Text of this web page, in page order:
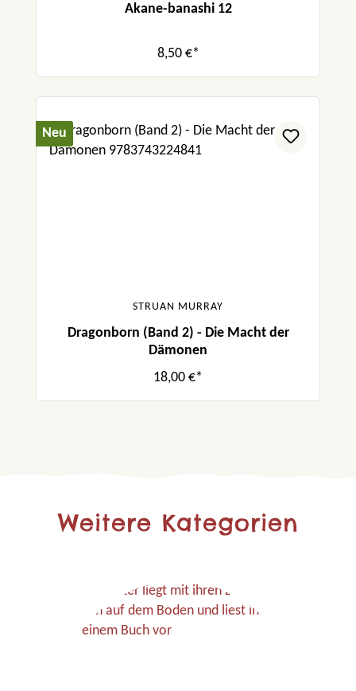
Akane-banashi 12
8,50 €*
Neu
STRUAN MURRAY
Dragonborn (Band 2) - Die Macht der
Dämonen
18,00 €*
Weitere Kategorien